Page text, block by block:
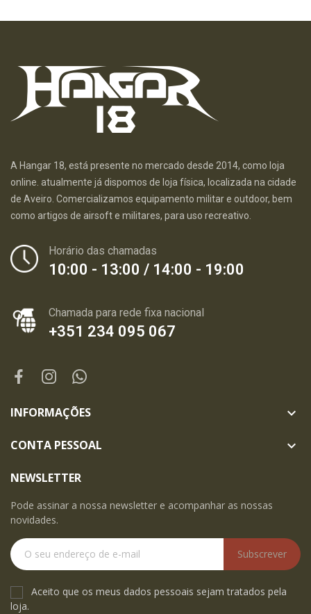
A Hangar 18, está presente no mercado desde 2014, como loja
online. atualmente já dispomos de loja física, localizada na cidade
de Aveiro. Comercializamos equipamento militar e outdoor, bem
como artigos de airsoft e militares, para uso recreativo.
Horário das chamadas
10:00 - 13:00 / 14:00 - 19:00
Chamada para rede fixa nacional
+351 234 095 067
INFORMAÇÕES 
CONTA PESSOAL 
NEWSLETTER
Pode assinar a nossa newsletter e acompanhar as nossas
novidades.
Subscrever
Aceito que os meus dados pessoais sejam tratados pela
loja.